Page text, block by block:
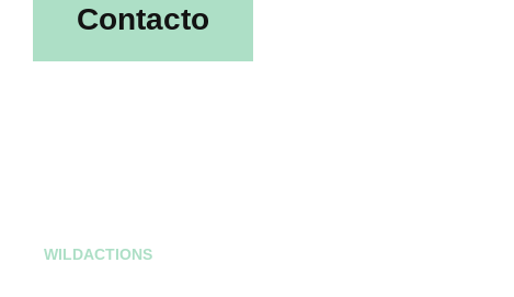
Contacto
WILDACTIONS